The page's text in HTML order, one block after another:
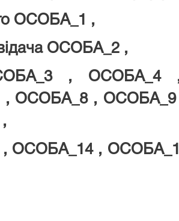
ОСОБА_1 ,
ОСОБА_2 ,
,
, ОСОБА_8 ,
ОСОБА_14 ,